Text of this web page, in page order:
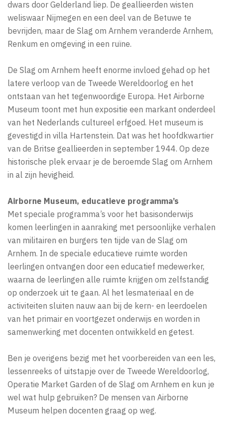
dwars door Gelderland liep. De geallieerden wisten
weliswaar Nijmegen en een deel van de Betuwe te
bevrijden, maar de Slag om Arnhem veranderde Arnhem,
Renkum en omgeving in een ruïne.
De Slag om Arnhem heeft enorme invloed gehad op het
latere verloop van de Tweede Wereldoorlog en het
ontstaan van het tegenwoordige Europa. Het Airborne
Museum toont met hun expositie een markant onderdeel
van het Nederlands cultureel erfgoed. Het museum is
gevestigd in villa Hartenstein. Dat was het hoofdkwartier
van de Britse geallieerden in september 1944. Op deze
historische plek ervaar je de beroemde Slag om Arnhem
in al zijn hevigheid.
Airborne Museum, educatieve programma’s
Met speciale programma’s voor het basisonderwijs
komen leerlingen in aanraking met persoonlijke verhalen
van militairen en burgers ten tijde van de Slag om
Arnhem. In de speciale educatieve ruimte worden
leerlingen ontvangen door een educatief medewerker,
waarna de leerlingen alle ruimte krijgen om zelfstandig
op onderzoek uit te gaan. Al het lesmateriaal en de
activiteiten sluiten nauw aan bij de kern- en leerdoelen
van het primair en voortgezet onderwijs en worden in
samenwerking met docenten ontwikkeld en getest.
Ben je overigens bezig met het voorbereiden van een les,
lessenreeks of uitstapje over de Tweede Wereldoorlog,
Operatie Market Garden of de Slag om Arnhem en kun je
wel wat hulp gebruiken? De mensen van Airborne
Museum helpen docenten graag op weg.